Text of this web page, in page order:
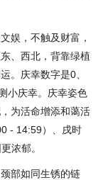
娱，不触及财富，
、西北，背靠绿植
。庆幸数字是0、
小庆幸。庆幸姿色
为活命增添和蔼活
- 14:59）、戌时
浓郁。
部如同生锈的链